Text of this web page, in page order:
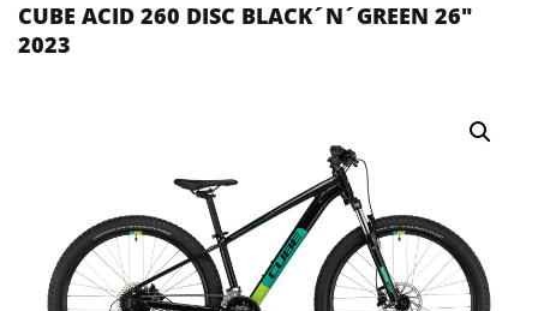
CUBE ACID 260 DISC BLACK´N´GREEN 26″
2023